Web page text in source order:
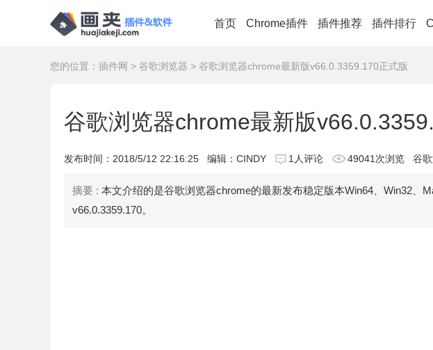
首页 Chrome插件 插件推荐 插件排行
您的位置： 插件网 > 谷歌浏览器 > 谷歌浏览器chrome最新版v66.0.3359.170正式版
谷歌浏览器chrome最新版
发布时间： 2018/5/12 22:16:25 编辑：CINDY 1人评论 49041次浏览 谷
摘要 : 本文介绍的是谷歌浏览器chrome的最新发布稳定版本Win64、Win32、
v66.0.3359.170。